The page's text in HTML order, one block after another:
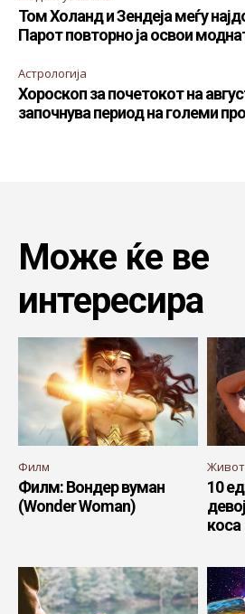
Том Холанд и Зендеја меѓу
Парот повторно ја освои
Астрологија
Хороскоп за почетокот на
започнува период на големи
Може ќе ве
интересира
Филм
Филм: Вондер вуман
(Wonder Woman)
Живот
10
коса